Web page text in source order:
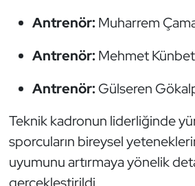
Antrenör: Muharrem
Antrenör: Mehmet
Antrenör: Gülseren
Teknik kadronun liderliğinde
sporcuların bireysel
uyumunu artırmaya yönelik
Yüzme